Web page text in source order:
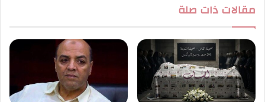
مقالات ذات صلة